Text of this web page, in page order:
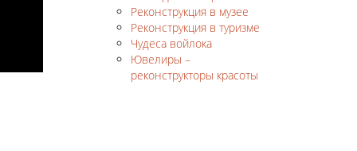
Реконструкция в музее
Реконструкция в туризме
Чудеса войлока
Ювелиры –
реконструкторы красоты